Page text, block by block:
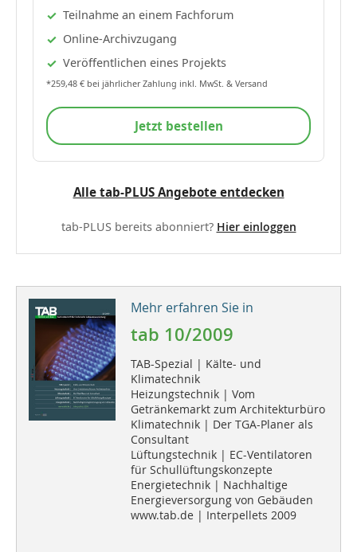
Teilnahme an einem Fachforum
Online-Archivzugang
Veröffentlichen eines Projekts
*259,48 € bei jährlicher Zahlung inkl. MwSt. & Versand
Jetzt bestellen
Alle tab-PLUS Angebote entdecken
tab-PLUS bereits abonniert? Hier einloggen
Mehr erfahren Sie in
tab 10/2009
TAB-Spezial | Kälte- und
Klimatechnik
Heizungstechnik | Vom
Getränkemarkt zum Architekturbüro
Klimatechnik | Der TGA-Planer als
Consultant
Lüftungstechnik | EC-Ventilatoren
für Schullüftungskonzepte
Energietechnik | Nachhaltige
Energieversorgung von Gebäuden
www.tab.de | Interpellets 2009